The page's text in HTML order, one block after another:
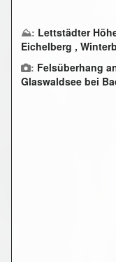
⛰: Lettstädter
Eichelberg ,
: Felsüberhang
Glaswaldsee bei